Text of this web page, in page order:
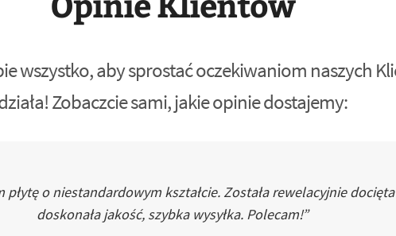
wszystko, aby sprostać oczekiwaniom naszych
Zobaczcie sami, jakie opinie dostajemy:
płytę o niestandardowym kształcie. Została rewelacyjnie
doskonała jakość, szybka wysyłka. Polecam!”